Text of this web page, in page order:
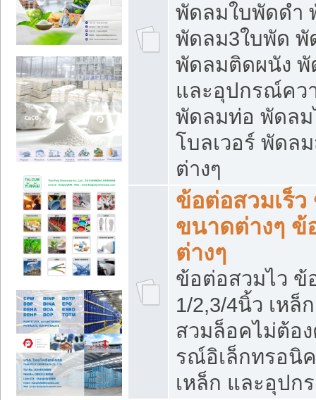
พัดลมใบพัดดำ
พัดลม3ใบพัด พั
พัดลมติดผนัง
และอุปกรณ์คว
พัดลมท่อ พัดลม
โบลเวอร์ พัดล
ต่างๆ
ข้อต่อสวมเร็
ขนาดต่างๆ ข้
ต่างๆ
ข้อต่อสวมไว ข้
1/2,3/4นิ้ว เหล็
สวมล็อคไม่ต้อ
รณ์อิเล็กทรอนิ
เหล็ก และอุปก